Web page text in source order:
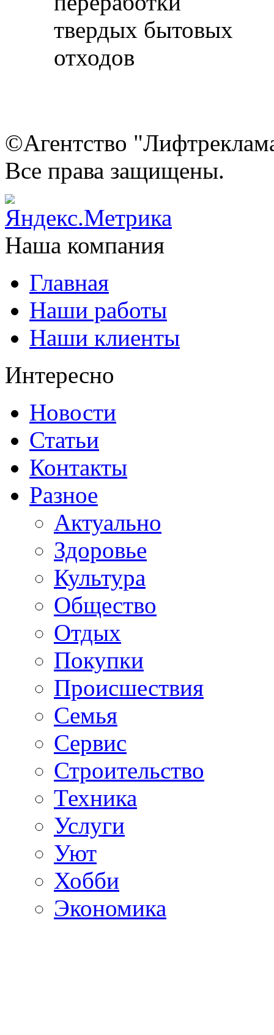
©Агентство
Все права защищены.
Наша компания
Главная
Наши работы
Наши клиенты
Интересно
Новости
Статьи
Контакты
Разное
Актуально
Здоровье
Культура
Общество
Отдых
Покупки
Происшествия
Семья
Сервис
Строительство
Техника
Услуги
Уют
Хобби
Экономика